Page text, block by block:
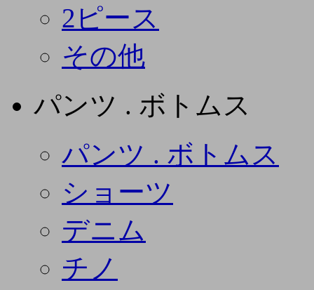
2ピース
その他
パンツ . ボトムス
パンツ . ボトムス
ショーツ
デニム
チノ